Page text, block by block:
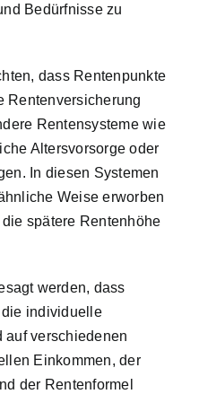
Bedürfnisse zu
dass Rentenpunkte
Rentenversicherung
Rentensysteme wie
Altersvorsorge oder
In diesen Systemen
Weise erworben
spätere Rentenhöhe
werden, dass
die individuelle
auf verschiedenen
Einkommen, der
der Rentenformel